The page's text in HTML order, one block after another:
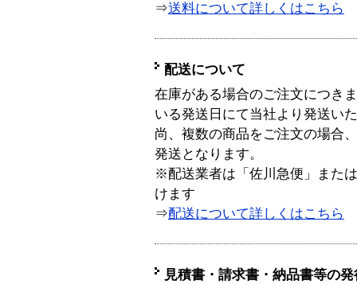
⇒送料について詳しくはこちら
配送について
在庫がある場合のご注文につき
いる発送日にて当社より発送い
尚、複数の商品をご注文の場合
発送となります。
※配送業者は「佐川急便」また
けます
⇒配送について詳しくはこちら
見積書・請求書・納品書等の